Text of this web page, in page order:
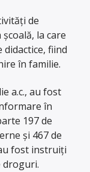
de
la care
didactice, fiind
în familie.
a.c., au fost
în
197 de
şi 467 de
fost instruiţi
droguri.